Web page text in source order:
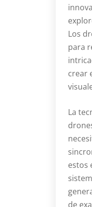
Los
para
crear
La
estos
de